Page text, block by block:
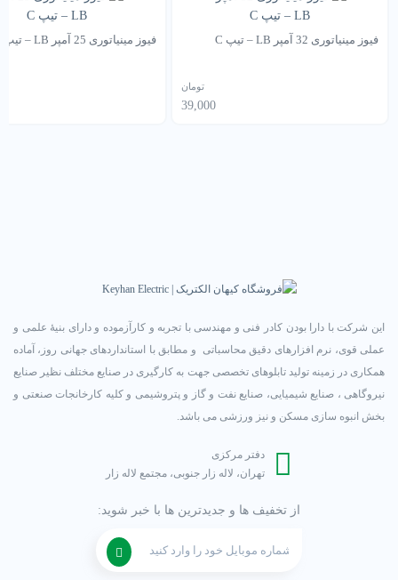
فیوز مینیاتوری 32 آمپر LB – تیپ C
39,000
تومان
فیوز مینیاتوری 25 آمپر LB – تیپ C
این شرکت با دارا بودن کادر فنی و مهندسی با تجربه و کارآزموده و دارای بنیۀ علمی و
عملی قوی، نرم افزارهای دقیق محاسباتی و مطابق با استانداردهای جهانی روز، آماده
همکاری در زمینه تولید تابلوهای تخصصی جهت به کارگیری در صنایع مختلف نظیر صنایع
نیروگاهی ، صنایع شیمیایی، صنایع نفت و گاز و پتروشیمی و کلیه کارخانجات صنعتی و
بخش انبوه سازی مسکن و نیز ورزشی می باشد.
دفتر مرکزی
تهران، لاله زار جنوبی، مجتمع لاله زار
از تخفیف ها و جدیدترین ها با خبر شوید: